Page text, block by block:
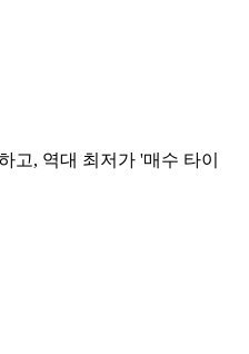
고, 역대 최저가 '매수 타이